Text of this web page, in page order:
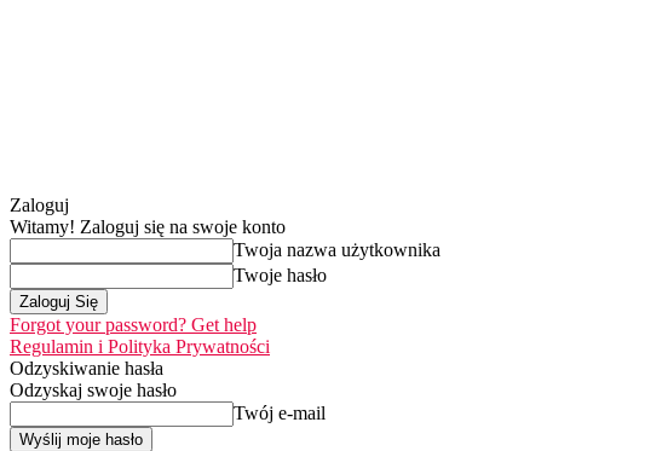
Zaloguj
Witamy! Zaloguj się na swoje konto
Twoja nazwa użytkownika
Twoje hasło
Forgot your password? Get help
Regulamin i Polityka Prywatności
Odzyskiwanie hasła
Odzyskaj swoje hasło
Twój e-mail